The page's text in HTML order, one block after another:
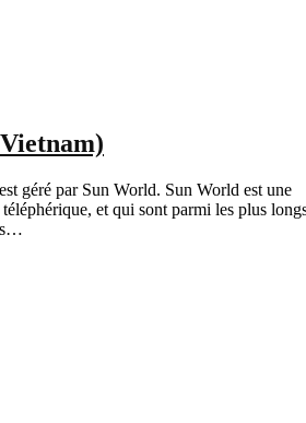
géré par Sun World. Sun World est une
et qui sont parmi les plus